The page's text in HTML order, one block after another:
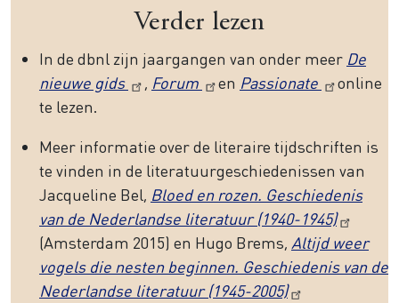
Verder lezen
In de dbnl zijn jaargangen van onder meer De
nieuwe gids
, Forum en Passionate
online
te lezen.
Meer informatie over de literaire tijdschriften is
te vinden in de literatuurgeschiedenissen van
Jacqueline Bel, Bloed en rozen. Geschiedenis
van de Nederlandse literatuur (1940-1945)
(Amsterdam 2015) en Hugo Brems, Altijd weer
vogels die nesten beginnen. Geschiedenis van de
Nederlandse literatuur (1945-2005)